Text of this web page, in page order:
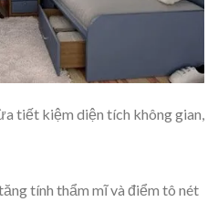
tiết kiệm diện tích không gian,
tính thẩm mĩ và điểm tô nét